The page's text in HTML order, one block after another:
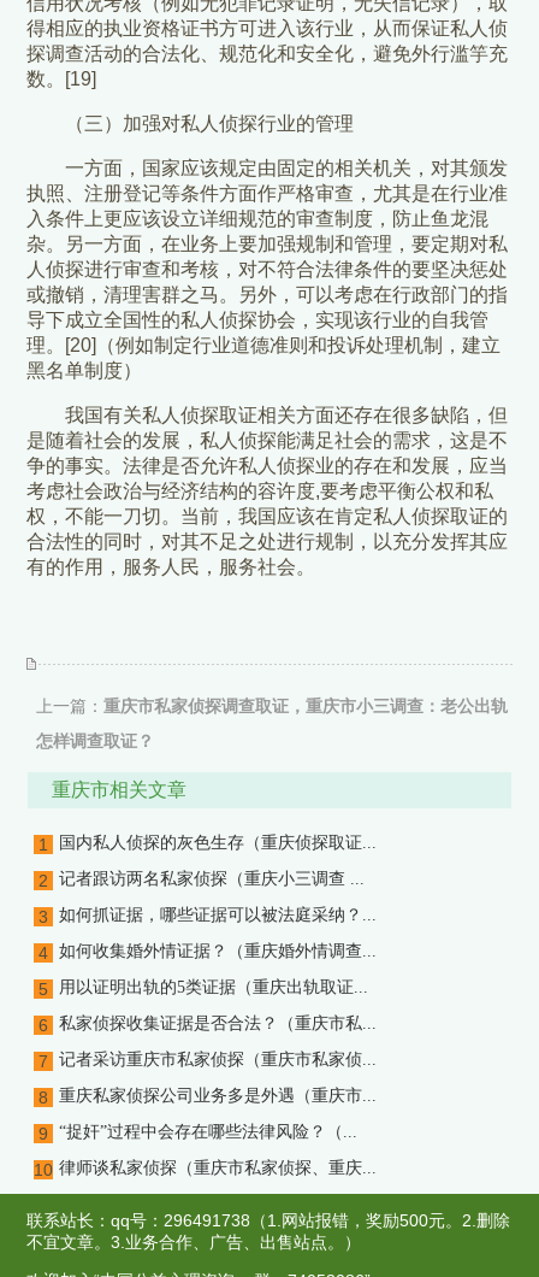
得相应的执业资格证书方可进入该行业，从而保证私人侦
探调查活动的合法化、规范化和安全化，避免外行滥竽充
数。[19]
（三）加强对私人侦探行业的管理
一方面，国家应该规定由固定的相关机关，对其颁发
执照、注册登记等条件方面作严格审查，尤其是在行业准
入条件上更应该设立详细规范的审查制度，防止鱼龙混
杂。另一方面，在业务上要加强规制和管理，要定期对私
人侦探进行审查和考核，对不符合法律条件的要坚决惩处
或撤销，清理害群之马。另外，可以考虑在行政部门的指
导下成立全国性的私人侦探协会，实现该行业的自我管
理。[20]（例如制定行业道德准则和投诉处理机制，建立
黑名单制度）
我国有关私人侦探取证相关方面还存在很多缺陷，但
是随着社会的发展，私人侦探能满足社会的需求，这是不
争的事实。法律是否允许私人侦探业的存在和发展，应当
考虑社会政治与经济结构的容许度,要考虑平衡公权和私
权，不能一刀切。当前，我国应该在肯定私人侦探取证的
合法性的同时，对其不足之处进行规制，以充分发挥其应
有的作用，服务人民，服务社会。
上一篇： 重庆市私家侦探调查取证，重庆市小三调查：老公出轨
怎样调查取证？
下一篇：
重庆市私家侦探调查取证，重庆市小三调查：一个婚姻
重庆市相关文章
1 国内私人侦探的灰色生存（重庆侦探取证...
2 记者跟访两名私家侦探（重庆小三调查 ...
3 如何抓证据，哪些证据可以被法庭采纳？...
4 如何收集婚外情证据？（重庆婚外情调查...
5 用以证明出轨的5类证据（重庆出轨取证...
6 私家侦探收集证据是否合法？（重庆市私...
7 记者采访重庆市私家侦探（重庆市私家侦...
8 重庆私家侦探公司业务多是外遇（重庆市...
9 “捉奸”过程中会存在哪些法律风险？（...
10 律师谈私家侦探（重庆市私家侦探、重庆...
联系站长：qq号：296491738（1.网站报错，奖励500元。2.删除
不宜文章。3.业务合作、广告、出售站点。）